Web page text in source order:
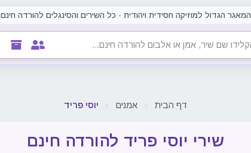
המאגר הגדול למוזיקה חסידית ויהודית - כל השירים והסינגלים להורדה חינם
דף הבית אמנים יוסי פריד
שירי יוסי פריד להורדה חינם